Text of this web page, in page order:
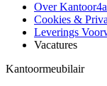
Over
Cookies &
Leverings
Vacatures
Kantoormeubilair